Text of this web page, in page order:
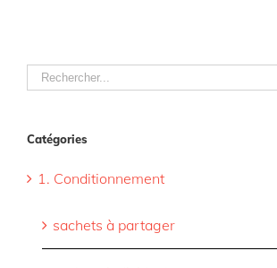
Rechercher
Catégories
1. Conditionnement
sachets à partager